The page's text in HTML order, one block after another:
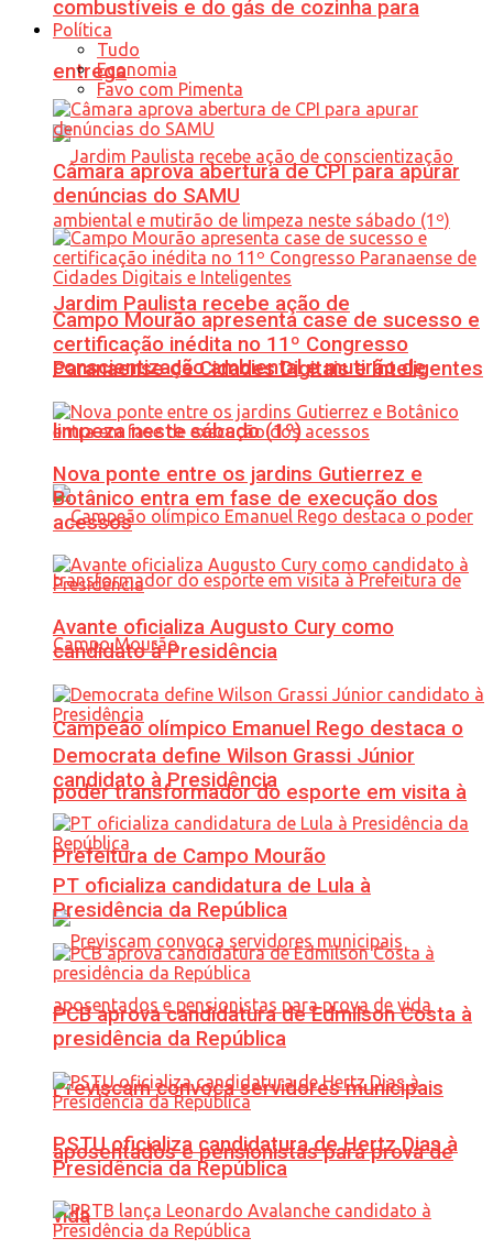
combustíveis e do gás de cozinha para
entrega
Jardim Paulista recebe ação de
conscientização ambiental e mutirão de
limpeza neste sábado (1º)
Campeão olímpico Emanuel Rego destaca o
poder transformador do esporte em visita à
Prefeitura de Campo Mourão
Previscam convoca servidores municipais
aposentados e pensionistas para prova de
vida
Política
Tudo
Economia
Favo com Pimenta
Câmara aprova abertura de CPI para apurar
denúncias do SAMU
Campo Mourão apresenta case de sucesso e
certificação inédita no 11º Congresso
Paranaense de Cidades Digitais e Inteligentes
Nova ponte entre os jardins Gutierrez e
Botânico entra em fase de execução dos
acessos
Avante oficializa Augusto Cury como
candidato à Presidência
Democrata define Wilson Grassi Júnior
candidato à Presidência
PT oficializa candidatura de Lula à
Presidência da República
PCB aprova candidatura de Edmilson Costa à
presidência da República
PSTU oficializa candidatura de Hertz Dias à
Presidência da República